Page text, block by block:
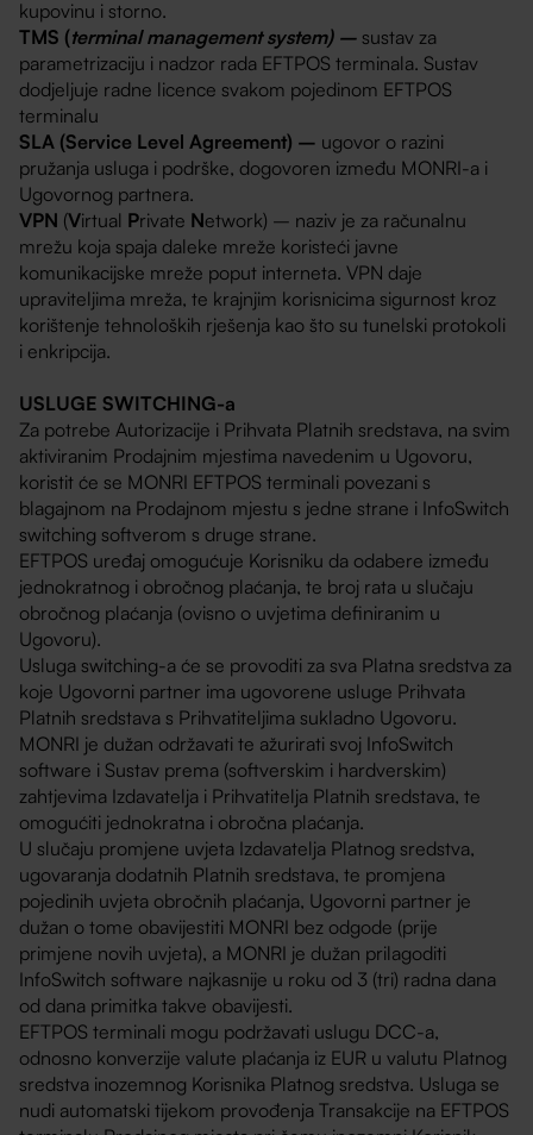
kupovinu i storno.
TMS (terminal management system) –sustav za
parametrizaciju i nadzor rada EFTPOS terminala. Sustav
dodjeljuje radne licence svakom pojedinom EFTPOS
terminalu
SLA (Service Level Agreement) – ugovor o razini
pružanja usluga i podrške, dogovoren između MONRI-a i
Ugovornog partnera.
VPN (Virtual Private Network) – naziv je za računalnu
mrežu koja spaja daleke mreže koristeći javne
komunikacijske mreže poput interneta. VPN daje
upraviteljima mreža, te krajnjim korisnicima sigurnost kroz
korištenje tehnoloških rješenja kao što su tunelski protokoli
i enkripcija.
USLUGE SWITCHING-a
Za potrebe Autorizacije i Prihvata Platnih sredstava, na svim
aktiviranim Prodajnim mjestima navedenim u Ugovoru,
koristit će se MONRI EFTPOS terminali povezani s
blagajnom na Prodajnom mjestu s jedne strane i InfoSwitch
switching softverom s druge strane.
EFTPOS uređaj omogućuje Korisniku da odabere između
jednokratnog i obročnog plaćanja, te broj rata u slučaju
obročnog plaćanja (ovisno o uvjetima definiranim u
Ugovoru).
Usluga switching-a će se provoditi za sva Platna sredstva za
koje Ugovorni partner ima ugovorene usluge Prihvata
Platnih sredstava s Prihvatiteljima sukladno Ugovoru.
MONRI je dužan održavati te ažurirati svoj InfoSwitch
software i Sustav prema (softverskim i hardverskim)
zahtjevima Izdavatelja i Prihvatitelja Platnih sredstava, te
omogućiti jednokratna i obročna plaćanja.
U slučaju promjene uvjeta Izdavatelja Platnog sredstva,
ugovaranja dodatnih Platnih sredstava, te promjena
pojedinih uvjeta obročnih plaćanja, Ugovorni partner je
dužan o tome obavijestiti MONRI bez odgode (prije
primjene novih uvjeta), a MONRI je dužan prilagoditi
InfoSwitch software najkasnije u roku od 3 (tri) radna dana
od dana primitka takve obavijesti.
EFTPOS terminali mogu podržavati uslugu DCC-a,
odnosno konverzije valute plaćanja iz EUR u valutu Platnog
sredstva inozemnog Korisnika Platnog sredstva. Usluga se
nudi automatski tijekom provođenja Transakcije na EFTPOS